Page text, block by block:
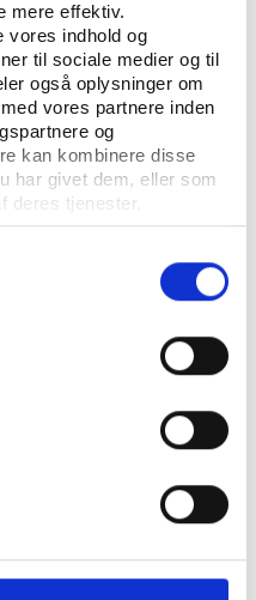
mere effektiv.
vores indhold og
til sociale medier og til
også oplysninger om
vores partnere inden
og
kan kombinere disse
har givet dem, eller som
deres tjenester.
prints fra
på
administrativ brug
DAN Tekst & Node.